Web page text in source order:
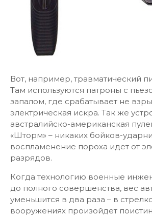
Вот, например, травматический
Там используются патроны с
запалом, где срабатывает не
электрическая искра. Так же
австралийско-американская
«Шторм» – никаких бойков-
воспламенение пороха идет от
разрядов.
Когда технологию военные
до полного совершенства, вес
уменьшится в два раза – в
вооружениях произойдет